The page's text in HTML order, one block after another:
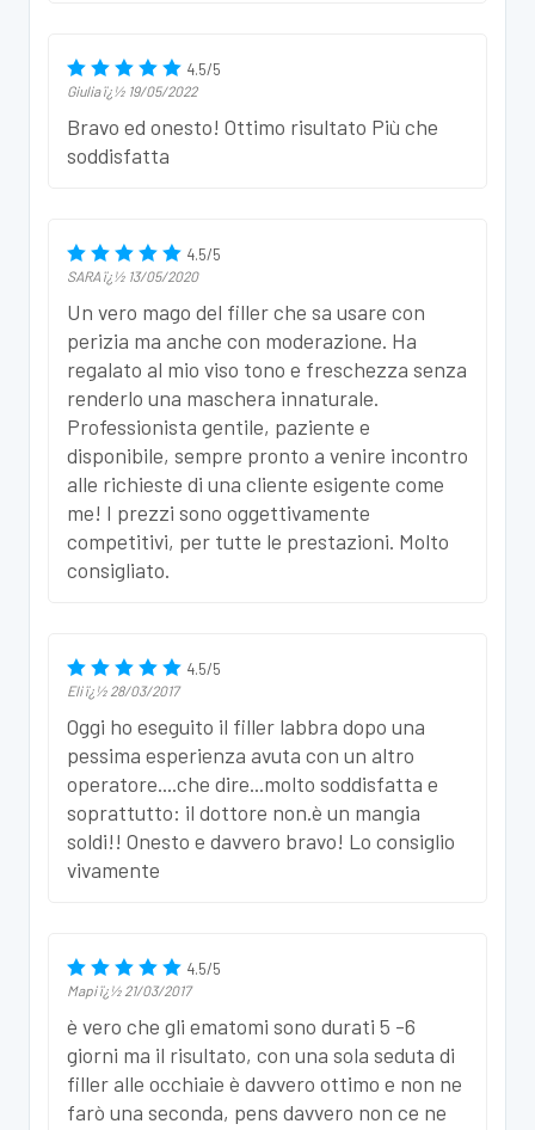
4.5/5
Giuliaï¿½ 19/05/2022
Bravo ed onesto! Ottimo risultato Più che
soddisfatta
4.5/5
SARA ï¿½ 13/05/2020
Un vero mago del filler che sa usare con
perizia ma anche con moderazione. Ha
regalato al mio viso tono e freschezza senza
renderlo una maschera innaturale.
Professionista gentile, paziente e
disponibile, sempre pronto a venire incontro
alle richieste di una cliente esigente come
me! I prezzi sono oggettivamente
competitivi, per tutte le prestazioni. Molto
consigliato.
4.5/5
Eliï¿½ 28/03/2017
Oggi ho eseguito il filler labbra dopo una
pessima esperienza avuta con un altro
operatore....che dire...molto soddisfatta e
soprattutto: il dottore non.è un mangia
soldi!! Onesto e davvero bravo! Lo consiglio
vivamente
4.5/5
Mapiï¿½ 21/03/2017
è vero che gli ematomi sono durati 5 -6
giorni ma il risultato, con una sola seduta di
filler alle occhiaie è davvero ottimo e non ne
farò una seconda, pens davvero non ce ne